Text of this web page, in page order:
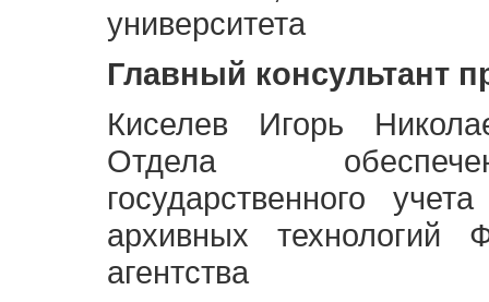
университета
Главный консультант
Киселев Игорь
Отдела
государственного
архивных технологий
агентства